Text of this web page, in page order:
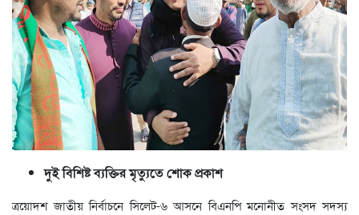
দুই বিশিষ্ট ব্যক্তির মৃত্যুতে শোক প্রকাশ
ত্রয়োদশ জাতীয় নির্বাচনে সিলেট-৬ আসনে বিএনপি মনোনীত সংসদ সদস্য